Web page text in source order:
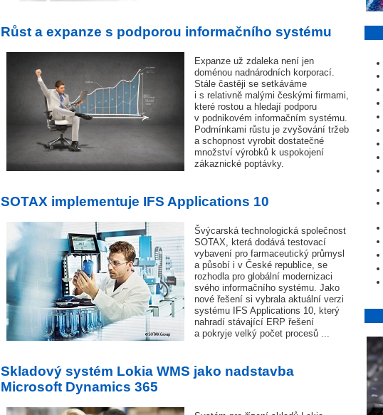
Růst a expanze s podporou informačního systému
Expanze už zdaleka není jen
doménou nadnárodních korporací.
Stále častěji se setkáváme
i s relativně malými českými firmami,
které rostou a hledají podporu
v podnikovém informačním systému.
Podmínkami růstu je zvyšování tržeb
a schopnost vyrobit dostatečné
množství výrobků k uspokojení
zákaznické poptávky.
SOTAX implementuje IFS Applications 10
Švýcarská technologická společnost
SOTAX, která dodává testovací
vybavení pro farmaceutický průmysl
a působí i v České republice, se
rozhodla pro globální modernizaci
svého informačního systému. Jako
nové řešení si vybrala aktuální verzi
systému IFS Applications 10, který
nahradí stávající ERP řešení
a pokryje velký počet procesů ...
Skladový systém Lokia WMS jako nadstavba
Microsoft Dynamics 365